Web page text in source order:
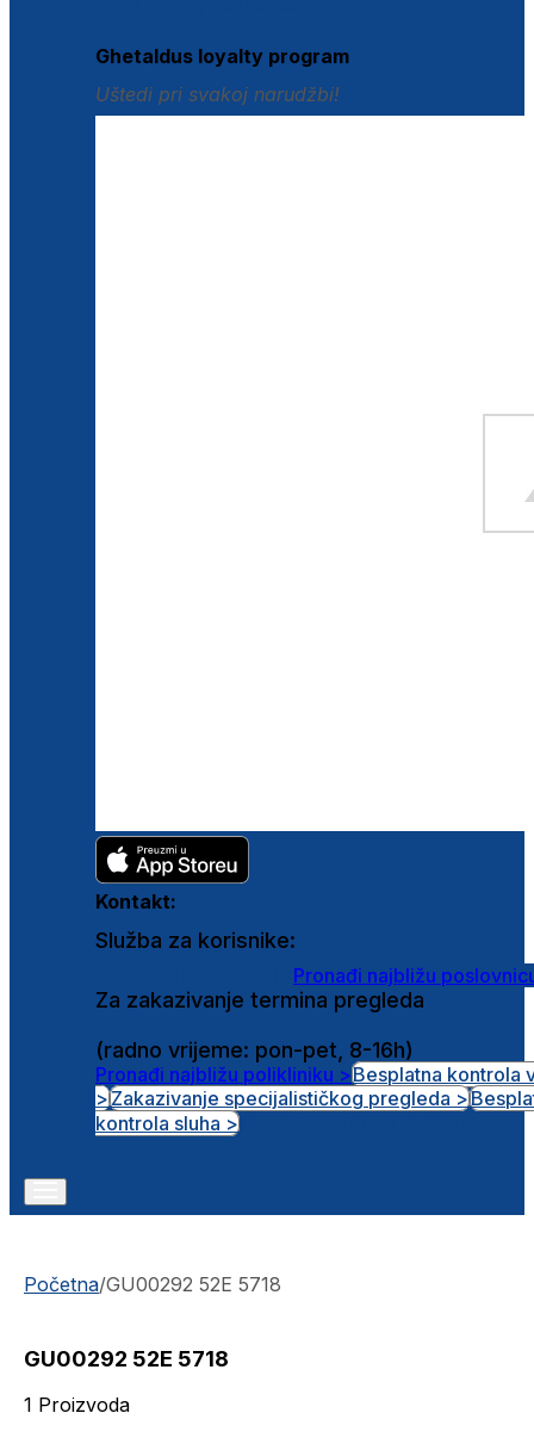
Ghetaldus loyalty program
Uštedi pri svakoj narudžbi!
Kontakt:
Služba za korisnike:
Pronađi najbližu
Za zakazivanje termina pregleda
(radno vrijeme: pon-pet, 8-16h)
Pronađi najbližu polikliniku >Besplatna kontrola
>Zakazivanje specijalističkog pregleda >
kontrola sluha >
Početna/GU00292 52E 5718
GU00292 52E 5718
1 Proizvoda